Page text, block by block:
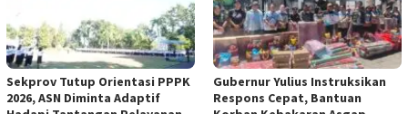
Sekprov Tutup Orientasi PPPK
2026, ASN Diminta Adaptif
Gubernur Yulius Instruksikan
Respons Cepat, Bantuan